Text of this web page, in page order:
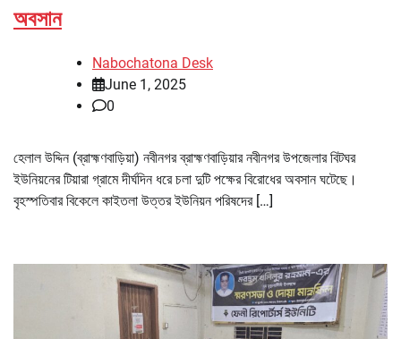
অবসান
Nabochatona Desk
June 1, 2025
0
হেলাল উদ্দিন (ব্রাহ্মণবাড়িয়া) নবীনগর ব্রাহ্মণবাড়িয়ার নবীনগর উপজেলার বিটঘর
ইউনিয়নের টিয়ারা গ্রামে দীর্ঘদিন ধরে চলা দুটি পক্ষের বিরোধের অবসান ঘটেছে।
বৃহস্পতিবার বিকেলে কাইতলা উত্তর ইউনিয়ন পরিষদের […]